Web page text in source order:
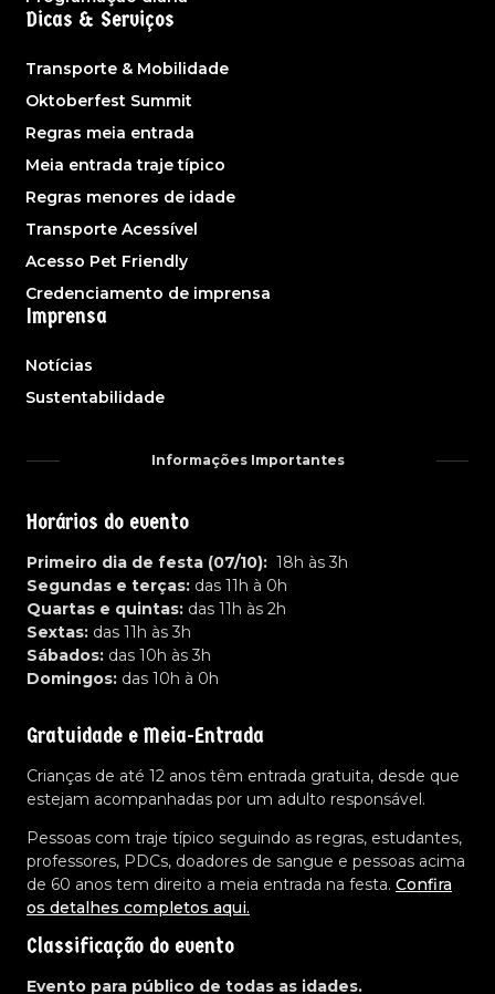
Dicas & Serviços
Transporte & Mobilidade
Oktoberfest Summit
Regras meia entrada
Meia entrada traje típico
Regras menores de idade
Transporte Acessível
Acesso Pet Friendly
Credenciamento de imprensa
Imprensa
Notícias
Sustentabilidade
Informações Importantes
Horários do evento
Primeiro dia de festa (07/10): 18h às 3h
Segundas e terças: das 11h à 0h
Quartas e quintas: das 11h às 2h
Sextas: das 11h às 3h
Sábados: das 10h às 3h
Domingos: das 10h à 0h
Gratuidade e Meia-Entrada
Crianças de até 12 anos têm entrada gratuita, desde que
estejam acompanhadas por um adulto responsável.
Pessoas com traje típico seguindo as regras, estudantes,
professores, PDCs, doadores de sangue e pessoas acima
de 60 anos tem direito a meia entrada na festa. Confira
os detalhes completos aqui.
Classificação do evento
Evento para público de todas as idades.